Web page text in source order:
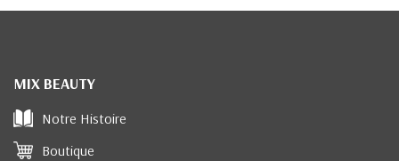
MIX BEAUTY
Notre Histoire
Boutique